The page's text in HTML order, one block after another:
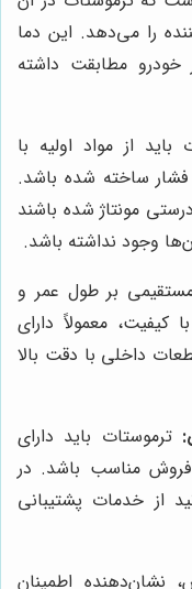
را می‌دهد. این دما
خودرو مطابقت داشته
باید از مواد اولیه با
فشار ساخته شده باشد.
مونتاژ شده باشند
وجود نداشته باشد.
بر طول عمر و
کیفیت، معمولاً دارای
داخلی با دقت بالا
ترموستات باید دارای
مناسب باشد. در
از خدمات پشتیبانی
نشان‌دهنده اطمینان